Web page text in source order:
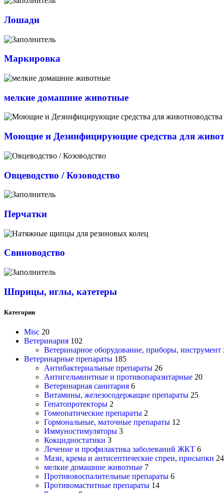
Лошади
Маркировка
мелкие домашние животные
Моющие и Дезинфицирующие средства для
Овцеводство / Козоводство
Перчатки
Свиноводство
Шприцы, иглы, катетеры
Категории
Misc 20
Ветеринария 102
Ветеринарное оборудование, приборы, инструмент
Ветеринарные препараты 185
Антибактериальные препараты 26
Антигельминтные и противопаразитарные 20
Ветеринарная санитария 6
Витамины, железосодержащие препараты 25
Гепатопротекторы 2
Гомеопатические препараты 2
Гормональные, маточные препараты 12
Иммуностимуляторы 3
Кокцидиостатики 3
Лечение и профилактика заболеваний ЖКТ 6
Мази, крема и антисептические спреи, присыпки 24
мелкие домашние животные 7
Противовоспалительные препараты 6
Противомаститные препараты 14